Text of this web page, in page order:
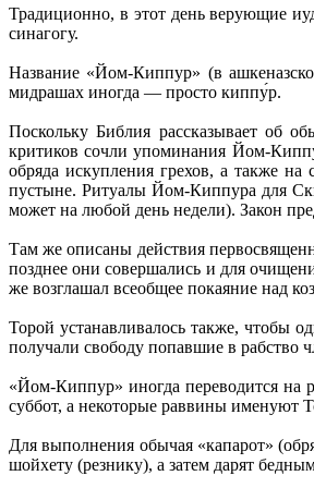
Традиционно, в этот день верующие
синагогу.
Название «Йом-Киппур» (в
мидрашах иногда — просто киппу́р.
Поскольку Библия рассказывает об
критиков сочли упоминания Йом-
обряда искупления грехов, а также
пустыне. Ритуалы Йом-Киппура для
может на любой день недели). Закон
Там же описаны действия
позднее они совершались и для
же возглашал всеобщее покаяние над
Торой устанавливалось также, чтобы
получали свободу попавшие в
«Йом-Киппур» иногда переводится на
суббот, а некоторые раввины именуют
Для выполнения обычая «капарот»
шойхету (резнику), а затем дарят